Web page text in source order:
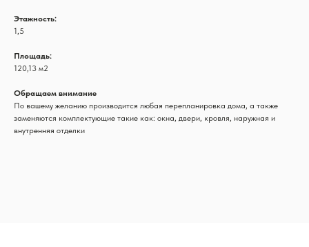
Этажность:
1,5
Площадь:
120,13 м2
Обращаем внимание
По вашему желанию производится любая перепланировка дома, а также
заменяются комплектующие такие как: окна, двери, кровля, наружная и
внутренняя отделки